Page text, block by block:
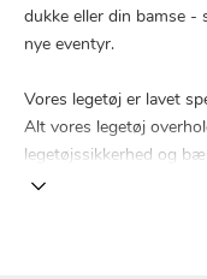
dukke eller din bamse -
nye eventyr.
Vores legetøj er lavet
Alt vores legetøj
legetøjssikkerhed og